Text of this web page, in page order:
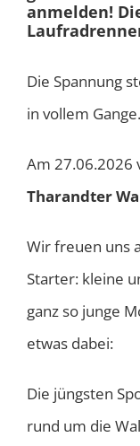
anmelden!
Die Spannung
in vollem Gange.
Am 27.06.2026
Tharandter
Wir freuen uns
Starter: kleine
ganz so junge
etwas dabei:
Die jüngsten
rund um die